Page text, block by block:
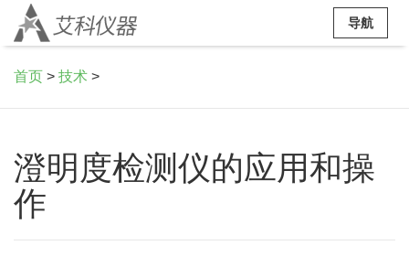
导航
首页 > 技术 >
澄明度检测仪的应用和操
作